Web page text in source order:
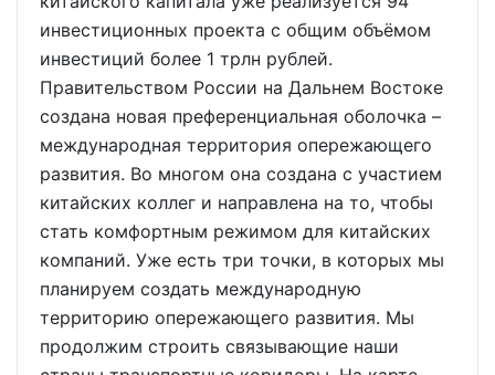
инвестиционных проекта с общим объёмом
инвестиций более 1 трлн рублей.
Правительством России на Дальнем Востоке
создана новая преференциальная оболочка –
международная территория опережающего
развития. Во многом она создана с участием
китайских коллег и направлена на то, чтобы
стать комфортным режимом для китайских
компаний. Уже есть три точки, в которых мы
планируем создать международную
территорию опережающего развития. Мы
продолжим строить связывающие наши